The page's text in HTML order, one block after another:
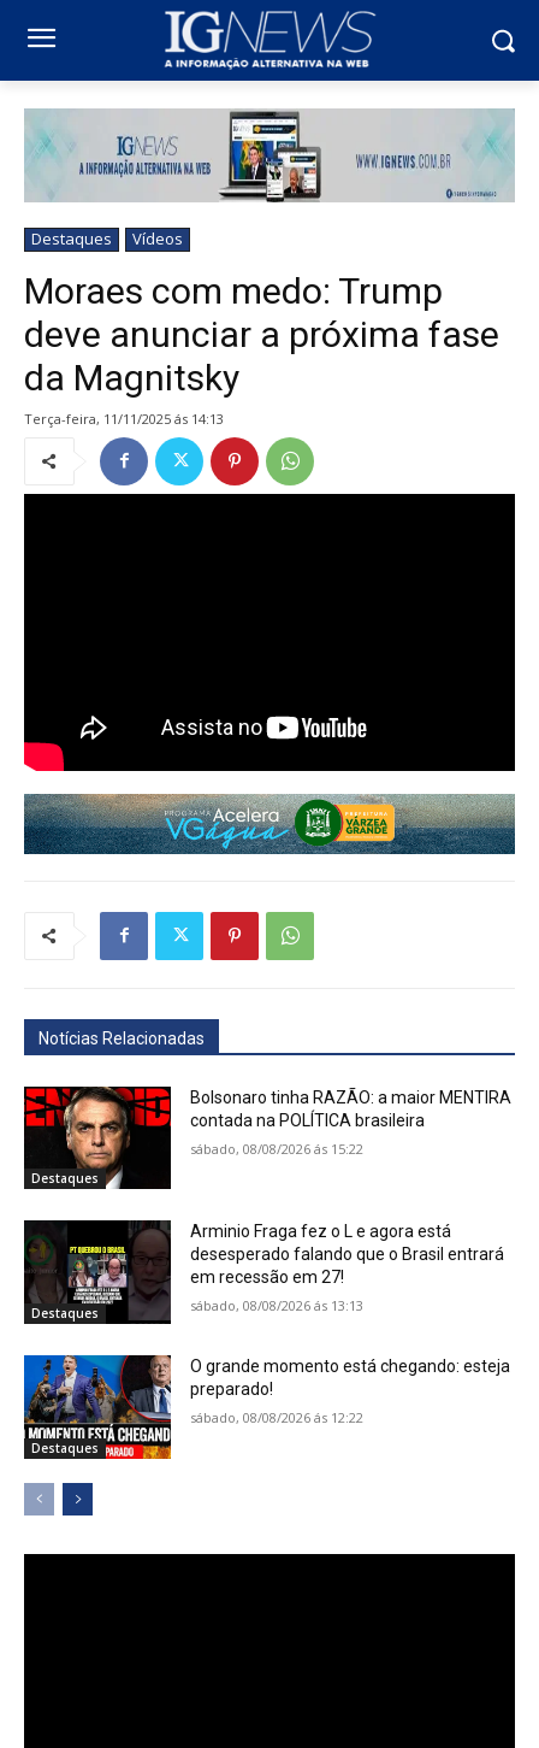
Destaques Vídeos
Moraes com medo: Trump
deve anunciar a próxima fase
da Magnitsky
terça-feira, 11/11/2025 ás 14:13
Notícias Relacionadas
Destaques
Bolsonaro tinha RAZÃO: a maior MENTIRA
contada na POLÍTICA brasileira
sábado, 08/08/2026 ás 15:22
Destaques
Arminio Fraga fez o L e agora está
desesperado falando que o Brasil entrará
em recessão em 27!
sábado, 08/08/2026 ás 13:13
Destaques
O grande momento está chegando: esteja
preparado!
sábado, 08/08/2026 ás 12:22